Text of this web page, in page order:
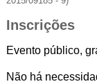
Inscrições
Evento público,
Não há